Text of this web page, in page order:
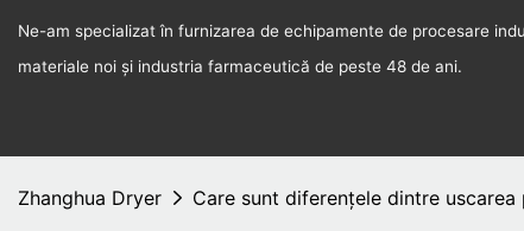
Ne-am specializat în furnizarea de echipamente de procesare
materiale noi și industria farmaceutică de peste 48 de ani.
Zhanghua Dryer Care sunt diferențele dintre